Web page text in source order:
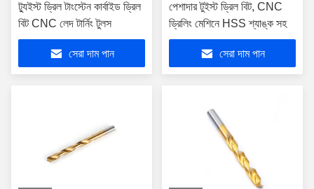
ট্যুইস্ট ড্রিল টাংস্টেন কার্বাইড ড্রিল
বিট CNC লেদ টার্নিং টুলস
সেরা দাম পান
পেশাদার টুইস্ট ড্রিল বিট, CNC
ড্রিলিং মেশিনে HSS শ্যাঙ্ক সহ
সেরা দাম পান